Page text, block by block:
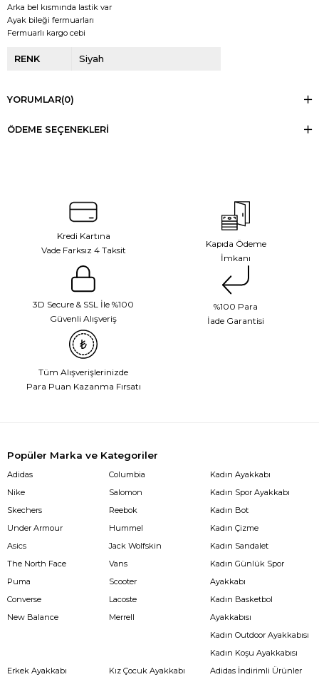
Arka bel kısmında lastik var
Ayak bileği fermuarları
Fermuarlı kargo cebi
RENK Siyah
YORUMLAR(0)
ÖDEME SEÇENEKLERI
Kredi Kartına
Vade Farksız 4 Taksit
Kapıda Ödeme
İmkanı
3D Secure & SSL İle %100
Güvenli Alışveriş
%100 Para
İade Garantisi
Tüm Alışverişlerinizde
Para Puan Kazanma Fırsatı
Popüler Marka ve Kategoriler
Adidas
Nike
Skechers
Under Armour
Asics
The North Face
Puma
Converse
New Balance
Columbia
Salomon
Reebok
Hummel
Jack Wolfskin
Vans
Scooter
Lacoste
Merrell
Kadın Ayakkabı
Kadın Spor Ayakkabı
Kadın Bot
Kadın Çizme
Kadın Sandalet
Kadın Günlük Spor
Ayakkabı
Kadın Basketbol
Ayakkabısı
Kadın Outdoor Ayakkabısı
Kadın Koşu Ayakkabısı
Erkek Ayakkabı
Kız Çocuk Ayakkabı
Adidas İndirimli Ürünler